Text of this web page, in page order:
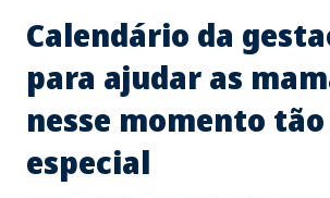
Calendário da
para ajudar as
nesse momento tão
especial